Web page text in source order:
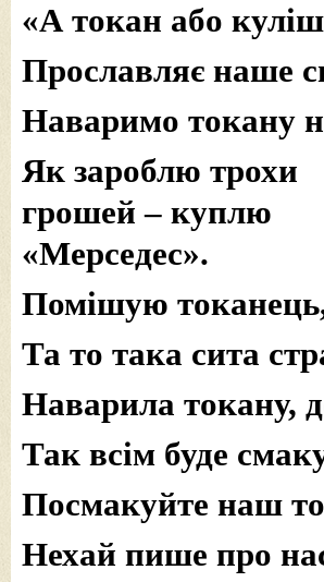
«А токан або
Прославляє наше
Наваримо токану
Як зароблю трохи
грошей – куплю
«Мерседес».
Помішую
Та то така сита
Наварила токану,
Так всім буде
Посмакуйте наш
Нехай пише про